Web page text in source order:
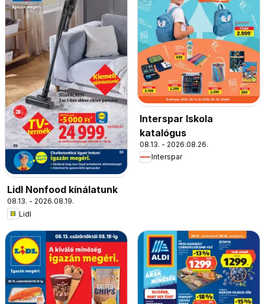
Lidl Nonfood kínálatunk
08.13. - 2026.08.19.
Lidl
Interspar Iskola
katalógus
08.13. - 2026.08.26.
Interspar